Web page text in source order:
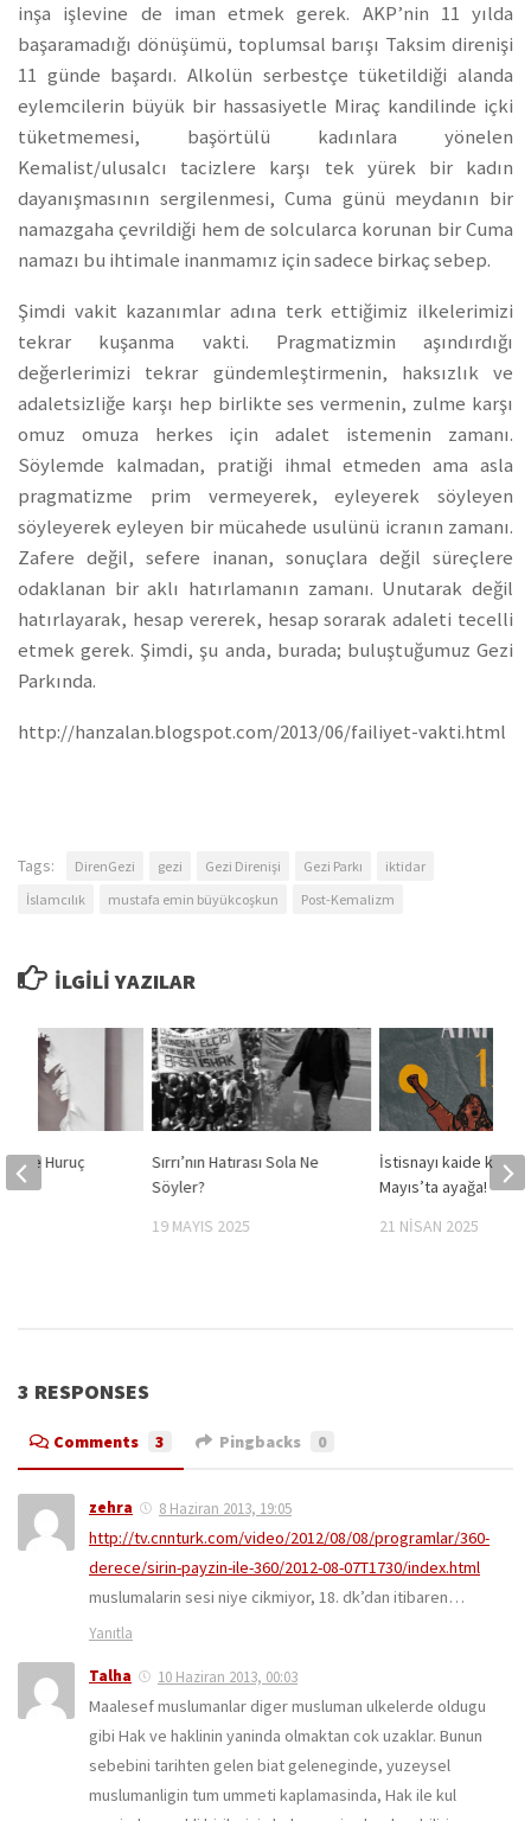
inşa işlevine de iman etmek gerek. AKP’nin 11 yılda
başaramadığı dönüşümü, toplumsal barışı Taksim direnişi
11 günde başardı. Alkolün serbestçe tüketildiği alanda
eylemcilerin büyük bir hassasiyetle Miraç kandilinde içki
tüketmemesi, başörtülü kadınlara yönelen
Kemalist/ulusalcı tacizlere karşı tek yürek bir kadın
dayanışmasının sergilenmesi, Cuma günü meydanın bir
namazgaha çevrildiği hem de solcularca korunan bir Cuma
namazı bu ihtimale inanmamız için sadece birkaç sebep.
Şimdi vakit kazanımlar adına terk ettiğimiz ilkelerimizi
tekrar kuşanma vakti. Pragmatizmin aşındırdığı
değerlerimizi tekrar gündemleştirmenin, haksızlık ve
adaletsizliğe karşı hep birlikte ses vermenin, zulme karşı
omuz omuza herkes için adalet istemenin zamanı.
Söylemde kalmadan, pratiği ihmal etmeden ama asla
pragmatizme prim vermeyerek, eyleyerek söyleyen
söyleyerek eyleyen bir mücahede usulünü icranın zamanı.
Zafere değil, sefere inanan, sonuçlara değil süreçlere
odaklanan bir aklı hatırlamanın zamanı. Unutarak değil
hatırlayarak, hesap vererek, hesap sorarak adaleti tecelli
etmek gerek. Şimdi, şu anda, burada; buluştuğumuz Gezi
Parkında.
http://hanzalan.blogspot.com/2013/06/failiyet-vakti.html
Tags: DirenGezi gezi Gezi Direnişi Gezi Parkı
iktidar
İslamcılık
mustafa emin büyükcoşkun Post-Kemalizm
İLGILI YAZILAR
Sırrı’nın Hatırası Sola Ne
Söyler?
19 MAYIS 2025
İstisnayı kaide
Mayıs’ta ayağa!
21 NISAN 2025
ve Huruç
3 RESPONSES
Comments 3 Pingbacks 0
zehra 8 Haziran 2013, 19:05
http://tv.cnnturk.com/video/2012/08/08/programlar/360-
derece/sirin-payzin-ile-360/2012-08-07T1730/index.html
muslumalarin sesi niye cikmiyor, 18. dk’dan itibaren…
Yanıtla
Talha 10 Haziran 2013, 00:03
Maalesef muslumanlar diger musluman ulkelerde oldugu
gibi Hak ve haklinin yaninda olmaktan cok uzaklar. Bunun
sebebini tarihten gelen biat geleneginde, yuzeysel
muslumanligin tum ummeti kaplamasinda, Hak ile kul